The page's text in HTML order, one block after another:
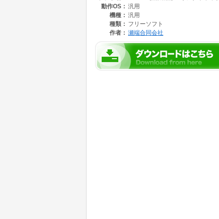
タンで切り替えることができます。そしてリ
認しながら次々にたどって行くことができます
さらに、アプリ一番右上の#ボタンをクリッ
を参照しながら、サイト内を行ったり戻った
したがって、地図を表示しながらリンクをた
雑さを避けるため、デフォルトでは表示しない
詳細は、以下をご参照ください。
動作OS： 汎用
機種： 汎用
種類： フリーソフト
作者： 瀬端合同会社